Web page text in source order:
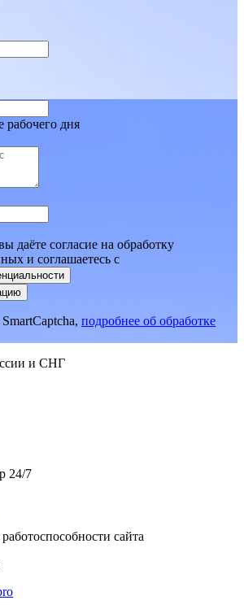
рабочего дня
даёте согласие на обработку
и соглашаетесь c
подробнее об обработке
и СНГ
24/7
сайта